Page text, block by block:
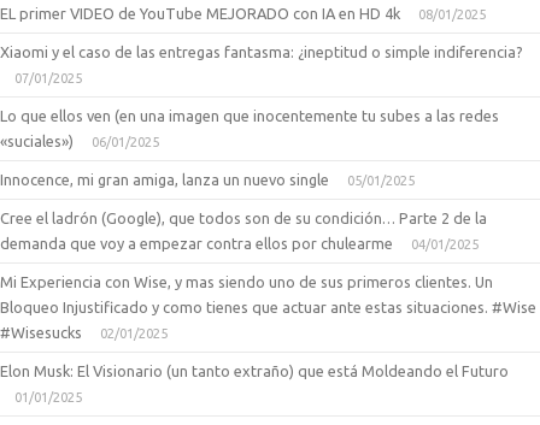
EL primer VIDEO de YouTube MEJORADO con IA en HD 4k 08/01/2025
Xiaomi y el caso de las entregas fantasma: ¿ineptitud o simple indiferencia?
07/01/2025
Lo que ellos ven (en una imagen que inocentemente tu subes a las redes
«suciales»)
06/01/2025
Innocence, mi gran amiga, lanza un nuevo single 05/01/2025
Cree el ladrón (Google), que todos son de su condición… Parte 2 de la
demanda que voy a empezar contra ellos por chulearme
04/01/2025
Mi Experiencia con Wise, y mas siendo uno de sus primeros clientes. Un
Bloqueo Injustificado y como tienes que actuar ante estas situaciones. #Wise
#Wisesucks
02/01/2025
Elon Musk: El Visionario (un tanto extraño) que está Moldeando el Futuro
01/01/2025